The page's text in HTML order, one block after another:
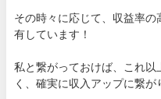
その時々に応じて、収益率
有しています！
私と繋がっておけば、これ以
く、確実に収入アップに繋が